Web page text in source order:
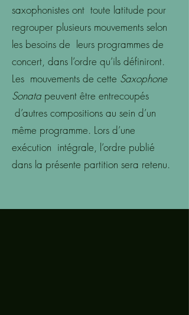
saxophonistes ont toute latitude pour
regrouper plusieurs mouvements selon
les besoins de leurs programmes de
concert, dans l’ordre qu’ils définiront.
Les mouvements de cette Saxophone
Sonata peuvent être entrecoupés
d’autres compositions au sein d’un
même programme. Lors d’une
exécution intégrale, l’ordre publié
dans la présente partition sera retenu.